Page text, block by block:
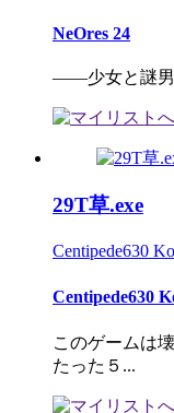
NeOres 24
――少女と謎男
29T草.exe
Centipede630
Centipede630
このゲームは
たった５...